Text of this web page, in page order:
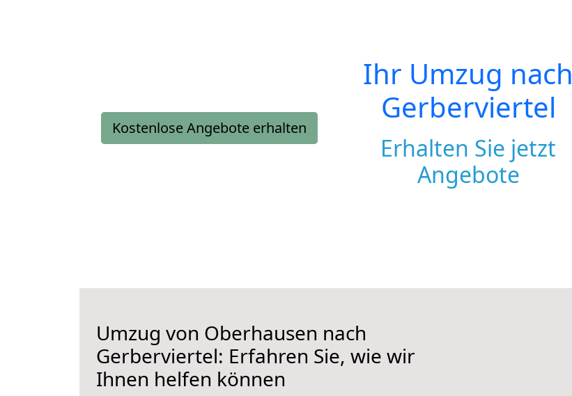
Kostenlose Angebote erhalten
Ihr Umzug nach
Gerberviertel
Erhalten Sie jetzt
Angebote
Umzug von Oberhausen nach
Gerberviertel: Erfahren Sie, wie wir
Ihnen helfen können